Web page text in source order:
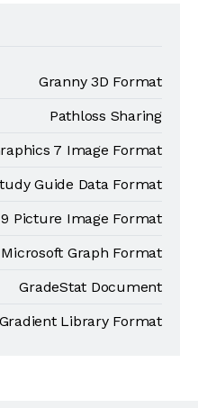
Granny 3D Format
Pathloss Sharing
7 Image Format
Guide Data Format
9 Picture Image Format
Microsoft Graph Format
GradeStat Document
Library Format